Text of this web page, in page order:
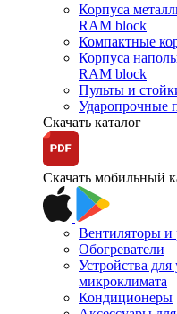
Корпуса
RAM block
Компактные
Корпуса
RAM block
Пульты и
Ударопрочные
Скачать каталог
Скачать мобильный
Вентиляторы и
Обогреватели
Устройства
микроклимата
Кондиционеры